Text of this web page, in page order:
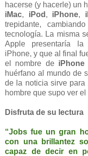
hacerse (y hacerle) un
iMac, iPod , iPhone,
trepidante,
tecnología. La misma
Apple presentaría la
iPhone, y que al final
el nombre de iPhone
huérfano al mundo de
de la noticia sirve para
hombre que supo ver
Disfruta de su lectura
“Jobs fue un gran
con una brillantez
capaz de decir en